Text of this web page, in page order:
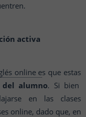
activa
online es que estas
alumno. Si bien
en las clases
online, dado que, en